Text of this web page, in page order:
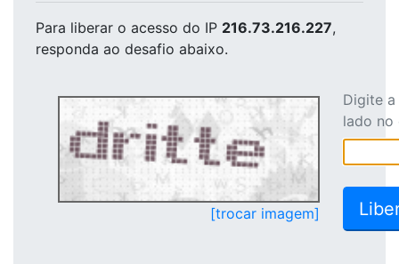
Para liberar o acesso do IP 216.73.216.227,
responda ao desafio abaixo.
[trocar imagem]
Digite
lado no